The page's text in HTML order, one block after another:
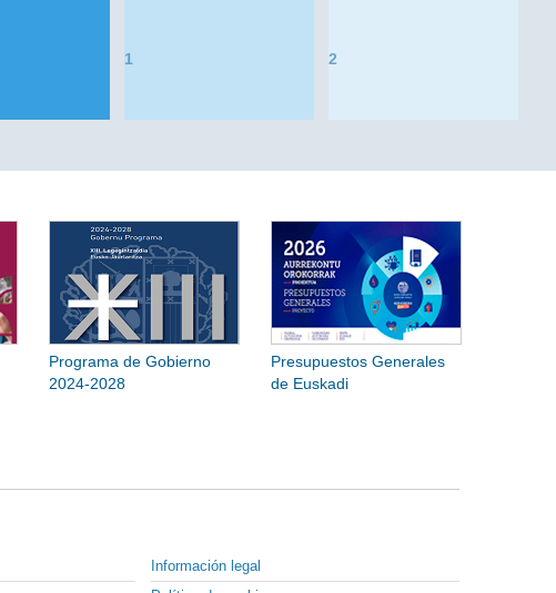
1 2
Programa de Gobierno
2024-2028
Presupuestos Generales
de Euskadi
Información legal